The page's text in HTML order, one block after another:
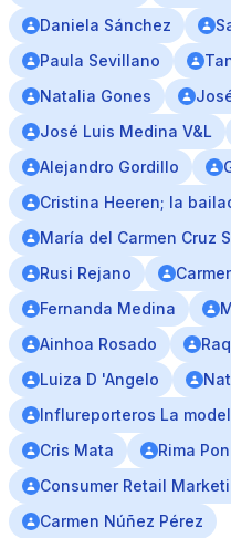
Daniela Sánchez
Paula Sevillano
Natalia Gones
José Luis Medina V&L
Alejandro Gordillo
Cristina Heeren; la
María del Carmen Cruz
Rusi Rejano
Fernanda Medina
Ainhoa Rosado
Luiza D 'Angelo
Influreporteros La
Cris Mata
Rima
Consumer Retail
Carmen Núñez Pérez